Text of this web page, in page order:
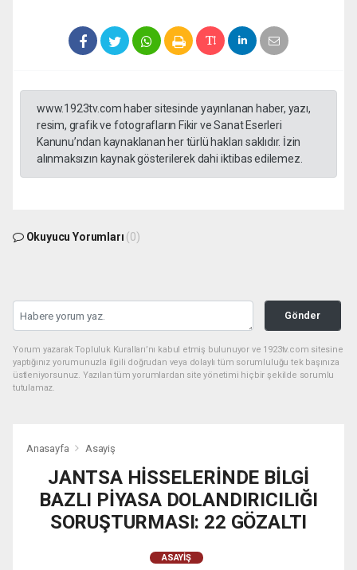
www.1923tv.com haber sitesinde yayınlanan haber, yazı,
resim, grafik ve fotografların Fikir ve Sanat Eserleri
Kanunu’ndan kaynaklanan her türlü hakları saklıdır. İzin
alınmaksızın kaynak gösterilerek dahi iktibas edilemez.
Okuyucu Yorumları (0)
Gönder
Yorum yazarak Topluluk Kuralları’nı kabul etmiş bulunuyor ve 1923tv.com sitesine
yaptığınız yorumunuzla ilgili doğrudan veya dolaylı tüm sorumluluğu tek başınıza
üstleniyorsunuz. Yazılan tüm yorumlardan site yönetimi hiçbir şekilde sorumlu
tutulamaz.
Anasayfa Asayiş
JANTSA HİSSELERİNDE BİLGİ
BAZLI PİYASA DOLANDIRICILIĞI
SORUŞTURMASI: 22 GÖZALTI
ASAYIŞ